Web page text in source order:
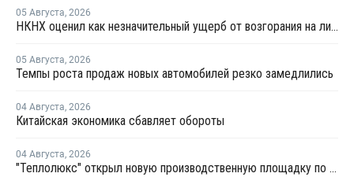
05 Августа, 2026
НКНХ оценил как незначительный ущерб от возгорания на линии полистирола
05 Августа, 2026
Темпы роста продаж новых автомобилей резко замедлились
04 Августа, 2026
Китайская экономика сбавляет обороты
04 Августа, 2026
"Теплолюкс" открыл новую производственную площадку по выпуску инженерных систем